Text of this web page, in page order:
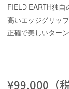
FIELD EARTH独自
高いエッジグリッ
正確で美しいターン
¥99,000（税